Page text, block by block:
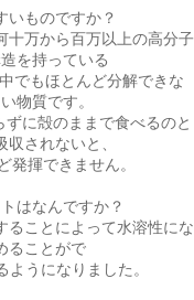
いものですか？
万から百万以上の高分子
を持っている
でもほとんど分解できな
物質です。
に殻のままで食べるのと
されないと、
揮できません。
はなんですか？
ことによって水溶性にな
ることがで
うになりました。